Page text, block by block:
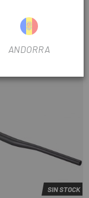
SPECIALIZED S-
MINI RISE 31.8
SIN STOCK
ANDORRA